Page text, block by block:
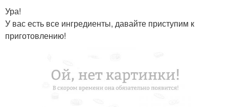
Ура!
У вас есть все ингредиенты, давайте приступим к
приготовлению!